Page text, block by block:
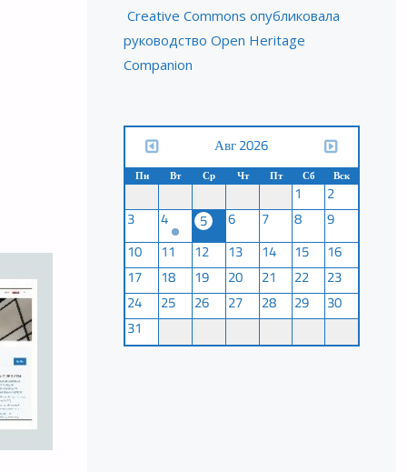
Creative Commons опубликовала
руководство Open Heritage
Companion
Авг 2026
Пн Вт Ср Чт Пт Сб Вск
1
2
3
4 5 6 7 8
9
10
11 12 13 14 15
16
17
18 19 20 21 22
23
24
25 26 27 28 29
30
31